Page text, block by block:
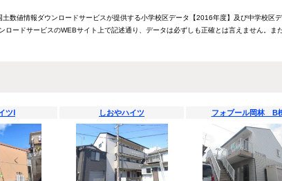
数値情報ダウンロードサービスが提供する小学校区データ【2016年度】及び中学校区
ードサービスのWEBサイト上で記述通り、データは必ずしも正確とは言えません。ま
ツⅠ しおやハイツ フォブール岡林 B